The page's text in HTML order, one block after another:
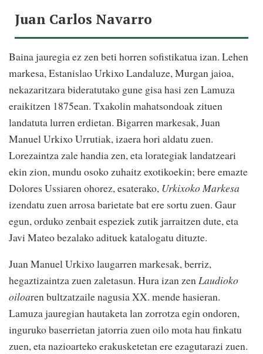
Juan Carlos Navarro
Baina jauregia ez zen beti horren sofistikatua izan. Lehen
markesa, Estanislao Urkixo Landaluze, Murgan jaioa,
nekazaritzara bideratutako gune gisa hasi zen Lamuza
eraikitzen 1875ean. Txakolin mahatsondoak zituen
landatuta lurren erdietan. Bigarren markesak, Juan
Manuel Urkixo Urrutiak, izaera hori aldatu zuen.
Lorezaintza zale handia zen, eta lorategiak landatzeari
ekin zion, mundu osoko zuhaitz exotikoekin; bere emazte
Dolores Ussiaren ohorez, esaterako, Urkixoko Markesa
izendatu zuen arrosa barietate bat ere sortu zuen. Gaur
egun, orduko zenbait espeziek zutik jarraitzen dute, eta
Javi Mateo bezalako adituek katalogatu dituzte.
Juan Manuel Urkixo laugarren markesak, berriz,
hegaztizaintza zuen zaletasun. Hura izan zenLaudioko
oiloaren bultzatzaile nagusia XX. mende hasieran.
Lamuza jauregian hautaketa lan zorrotza egin ondoren,
inguruko baserrietan jatorria zuen oilo mota hau finkatu
zuen, eta nazioarteko erakusketetan ere ezagutarazi zuen.